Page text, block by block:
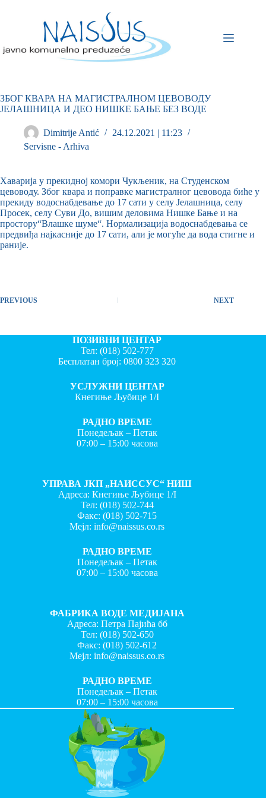
ЗБОГ КВАРА НА МАГИСТРАЛНОМ ЦЕВОВОДУ
ЈЕЛАШНИЦА И ДЕО НИШКЕ БАЊЕ БЕЗ ВОДЕ
Dimitrije Antić
24.12.2021 | 11:23
Servisne - Arhiva
Хаварија у прекидној комори Чукљеник, на Студенском
цевоводу. Због квара и поправке магистралног цевовода биће у
прекиду водоснабдевање до 17 сати у селу Јелашница, селу
Просек, селу Суви До, вишим деловима Нишке Бање и на
простору“Влашке шуме“. Нормализација водоснабдевања се
предвиђа најкасније до 17 сати, али је могуће да вода стигне и
раније.
PREVIOUS NEXT
ПОЗИВНИ ЦЕНТАР
Тел: (018) 502-777
Бесплатан број:0800 323 320
УСЛУЖНИ ЦЕНТАР
Кнегиње Љубице 1/I
РАДНО ВРЕМЕ
Понедељак – Петак
07:00 – 15:00 часова
УПРАВА ЈКП „НАИССУС“ НИШ
Адреса: Кнегиње Љубице 1/I
Тел: (018) 502-744
Факс:(018) 502-715
Мејл:info@naissus.co.rs
РАДНО ВРЕМЕ
Понедељак – Петак
07:00 – 15:00 часова
ФАБРИКА ВОДЕ МЕДИЈАНА
Адреса: Петра Пајића бб
Тел: (018) 502-650
Факс:(018) 502-612
Мејл:info@naissus.co.rs
РАДНО ВРЕМЕ
Понедељак – Петак
07:00 – 15:00 часова